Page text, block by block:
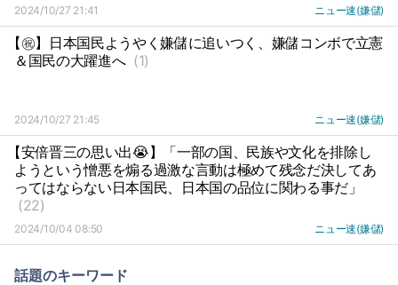
2024/10/27 21:41 ニュー速(嫌儲)
【㊗️】日本国民ようやく嫌儲に追いつく、嫌儲コンボで立憲
＆国民の大躍進へ (1)
2024/10/27 21:45 ニュー速(嫌儲)
【安倍晋三の思い出😭】「一部の国、民族や文化を排除し
ようという憎悪を煽る過激な言動は極めて残念だ決してあ
ってはならない日本国民、日本国の品位に関わる事だ」
(22)
2024/10/04 08:50 ニュー速(嫌儲)
話題のキーワード